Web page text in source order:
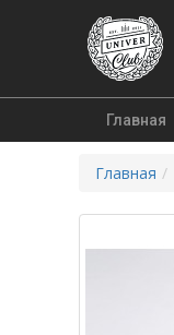
Главная
Главная